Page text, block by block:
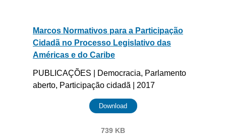
Marcos Normativos para a Participação
Cidadã no Processo Legislativo das
Américas e do Caribe
PUBLICAÇÕES | Democracia, Parlamento
aberto, Participação cidadã | 2017
Download
739 KB